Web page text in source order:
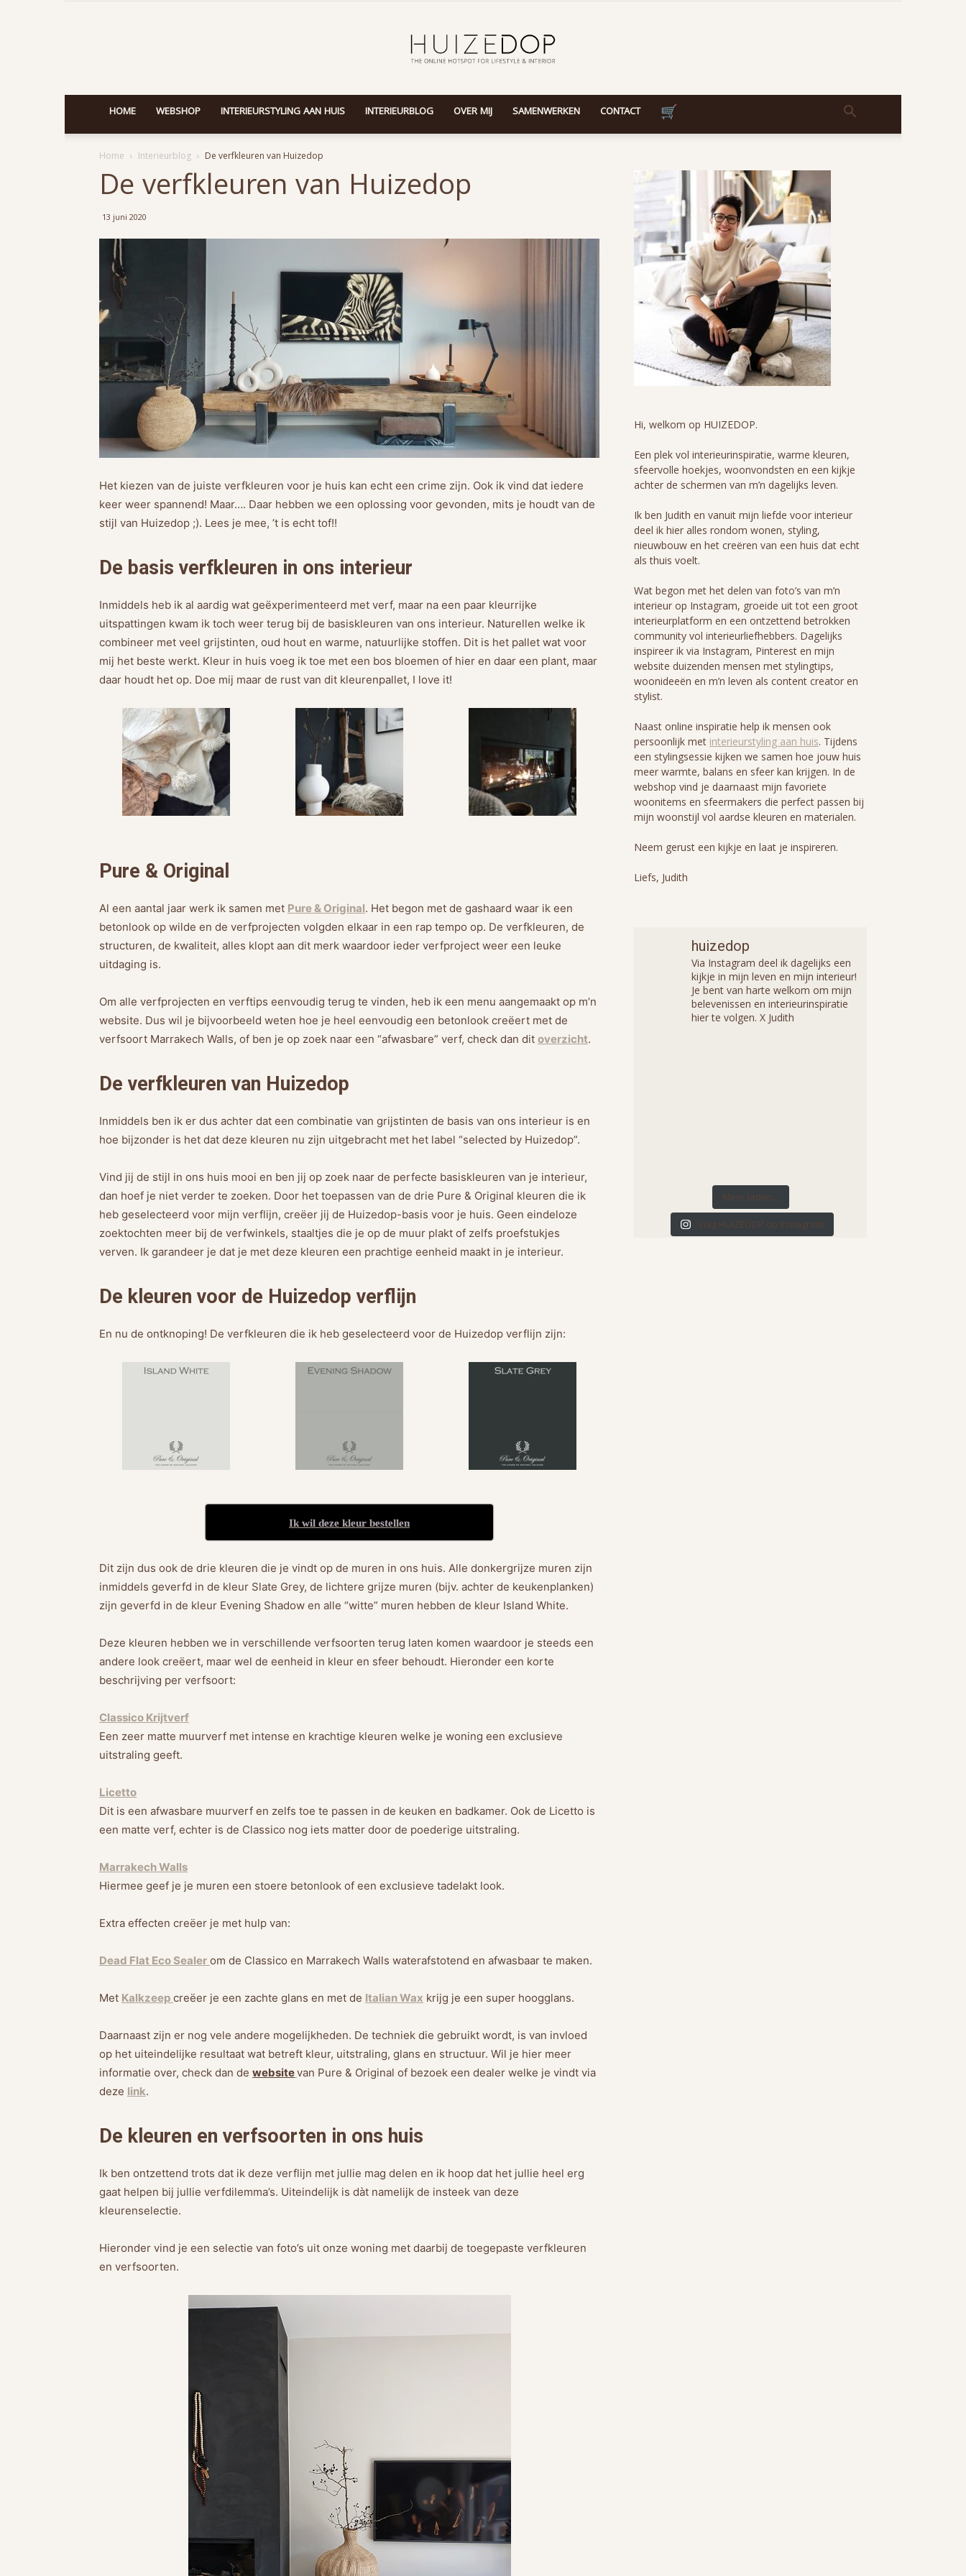
HOME WEBSHOP INTERIEURSTYLING AAN HUIS INTERIEURBLOG OVER MIJ SAMENWERKEN CONTACT
Home Interieurblog De verfkleuren van Huizedop
De verfkleuren van Huizedop
13 juni 2020
Het kiezen van de juiste verfkleuren voor je huis kan echt een crime zijn. Ook ik vind dat iedere
keer weer spannend! Maar…. Daar hebben we een oplossing voor gevonden, mits je houdt van de
stijl van Huizedop ;). Lees je mee, ’t is echt tof!!
De basis verfkleuren in ons interieur
Inmiddels heb ik al aardig wat geëxperimenteerd met verf, maar na een paar kleurrijke
uitspattingen kwam ik toch weer terug bij de basiskleuren van ons interieur. Naturellen welke ik
combineer met veel grijstinten, oud hout en warme, natuurlijke stoffen. Dit is het pallet wat voor
mij het beste werkt. Kleur in huis voeg ik toe met een bos bloemen of hier en daar een plant, maar
daar houdt het op. Doe mij maar de rust van dit kleurenpallet, I love it!
Pure & Original
Al een aantal jaar werk ik samen met Pure & Original. Het begon met de gashaard waar ik een
betonlook op wilde en de verfprojecten volgden elkaar in een rap tempo op. De verfkleuren, de
structuren, de kwaliteit, alles klopt aan dit merk waardoor ieder verfproject weer een leuke
uitdaging is.
Om alle verfprojecten en verftips eenvoudig terug te vinden, heb ik een menu aangemaakt op m’n
website. Dus wil je bijvoorbeeld weten hoe je heel eenvoudig een betonlook creëert met de
verfsoort Marrakech Walls, of ben je op zoek naar een “afwasbare” verf, check dan dit overzicht.
De verfkleuren van Huizedop
Inmiddels ben ik er dus achter dat een combinatie van grijstinten de basis van ons interieur is en
hoe bijzonder is het dat deze kleuren nu zijn uitgebracht met het label “selected by Huizedop”.
Vind jij de stijl in ons huis mooi en ben jij op zoek naar de perfecte basiskleuren van je interieur,
dan hoef je niet verder te zoeken. Door het toepassen van de drie Pure & Original kleuren die ik
heb geselecteerd voor mijn verflijn, creëer jij de Huizedop-basis voor je huis. Geen eindeloze
zoektochten meer bij de verfwinkels, staaltjes die je op de muur plakt of zelfs proefstukjes
verven. Ik garandeer je dat je met deze kleuren een prachtige eenheid maakt in je interieur.
De kleuren voor de Huizedop verflijn
En nu de ontknoping! De verfkleuren die ik heb geselecteerd voor de Huizedop verflijn zijn:
Ik wil deze kleur bestellen
Dit zijn dus ook de drie kleuren die je vindt op de muren in ons huis. Alle donkergrijze muren zijn
inmiddels geverfd in de kleur Slate Grey, de lichtere grijze muren (bijv. achter de keukenplanken)
zijn geverfd in de kleur Evening Shadow en alle “witte” muren hebben de kleur Island White.
Deze kleuren hebben we in verschillende verfsoorten terug laten komen waardoor je steeds een
andere look creëert, maar wel de eenheid in kleur en sfeer behoudt. Hieronder een korte
beschrijving per verfsoort:
Classico Krijtverf
Een zeer matte muurverf met intense en krachtige kleuren welke je woning een exclusieve
uitstraling geeft.
Licetto
Dit is een afwasbare muurverf en zelfs toe te passen in de keuken en badkamer. Ook de Licetto is
een matte verf, echter is de Classico nog iets matter door de poederige uitstraling.
Marrakech Walls
Hiermee geef je je muren een stoere betonlook of een exclusieve tadelakt look.
Extra effecten creëer je met hulp van:
Dead Flat Eco Sealer om de Classico en Marrakech Walls waterafstotend en afwasbaar te maken.
Met Kalkzeep creëer je een zachte glans en met de Italian Wax krijg je een super hoogglans.
Daarnaast zijn er nog vele andere mogelijkheden. De techniek die gebruikt wordt, is van invloed
op het uiteindelijke resultaat wat betreft kleur, uitstraling, glans en structuur. Wil je hier meer
informatie over, check dan de websitevan Pure & Original of bezoek een dealer welke je vindt via
deze link.
De kleuren en verfsoorten in ons huis
Ik ben ontzettend trots dat ik deze verflijn met jullie mag delen en ik hoop dat het jullie heel erg
gaat helpen bij jullie verfdilemma’s. Uiteindelijk is dàt namelijk de insteek van deze
kleurenselectie.
Hieronder vind je een selectie van foto’s uit onze woning met daarbij de toegepaste verfkleuren
en verfsoorten.
Hi, welkom op HUIZEDOP.
Een plek vol interieurinspiratie, warme kleuren,
sfeervolle hoekjes, woonvondsten en een kijkje
achter de schermen van m’n dagelijks leven.
Ik ben Judith en vanuit mijn liefde voor interieur
deel ik hier alles rondom wonen, styling,
nieuwbouw en het creëren van een huis dat echt
als thuis voelt.
Wat begon met het delen van foto’s van m’n
interieur op Instagram, groeide uit tot een groot
interieurplatform en een ontzettend betrokken
community vol interieurliefhebbers. Dagelijks
inspireer ik via Instagram, Pinterest en mijn
website duizenden mensen met stylingtips,
woonideeën en m’n leven als content creator en
stylist.
Naast online inspiratie help ik mensen ook
persoonlijk met interieurstyling aan huis. Tijdens
een stylingsessie kijken we samen hoe jouw huis
meer warmte, balans en sfeer kan krijgen. In de
webshop vind je daarnaast mijn favoriete
woonitems en sfeermakers die perfect passen bij
mijn woonstijl vol aardse kleuren en materialen.
Neem gerust een kijkje en laat je inspireren.
Liefs, Judith
huizedop
Via Instagram deel ik dagelijks een
kijkje in mijn leven en mijn interieur!
Je bent van harte welkom om mijn
belevenissen en interieurinspiratie
hier te volgen. X Judith
Meer laden...
Volg HUIZEDOP op Instagram